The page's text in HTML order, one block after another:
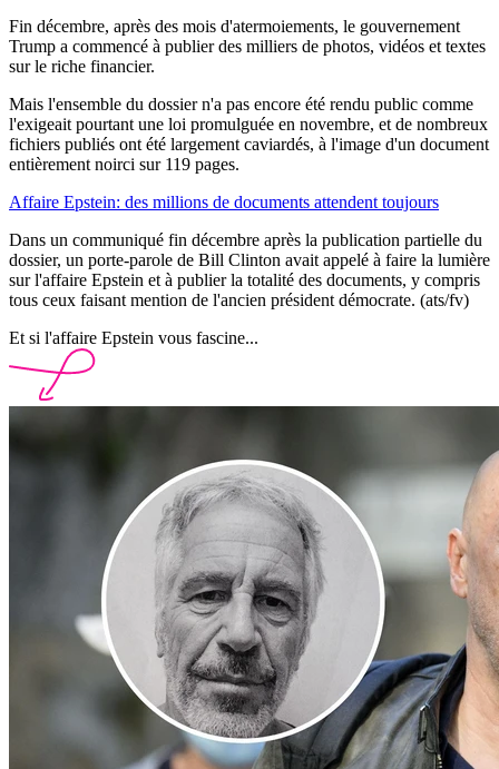
Fin décembre, après des mois d'atermoiements, le gouvernement
Trump a commencé à publier des milliers de photos, vidéos et textes
sur le riche financier.
Mais l'ensemble du dossier n'a pas encore été rendu public comme
l'exigeait pourtant une loi promulguée en novembre, et de nombreux
fichiers publiés ont été largement caviardés, à l'image d'un document
entièrement noirci sur 119 pages.
Affaire Epstein: des millions de documents attendent toujours
Dans un communiqué fin décembre après la publication partielle du
dossier, un porte-parole de Bill Clinton avait appelé à faire la lumière
sur l'affaire Epstein et à publier la totalité des documents, y compris
tous ceux faisant mention de l'ancien président démocrate. (ats/fv)
Et si l'affaire Epstein vous fascine...